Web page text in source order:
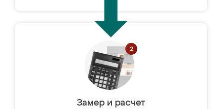
Замер и расчет